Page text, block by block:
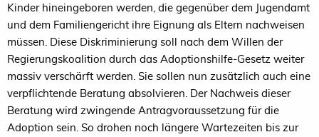
Kinder hineingeboren werden, die gegenüber dem Jugendamt
und dem Familiengericht ihre Eignung als Eltern nachweisen
müssen. Diese Diskriminierung soll nach dem Willen der
Regierungskoalition durch das Adoptionshilfe-Gesetz weiter
massiv verschärft werden. Sie sollen nun zusätzlich auch eine
verpflichtende Beratung absolvieren. Der Nachweis dieser
Beratung wird zwingende Antragvoraussetzung für die
Adoption sein. So drohen noch längere Wartezeiten bis zur